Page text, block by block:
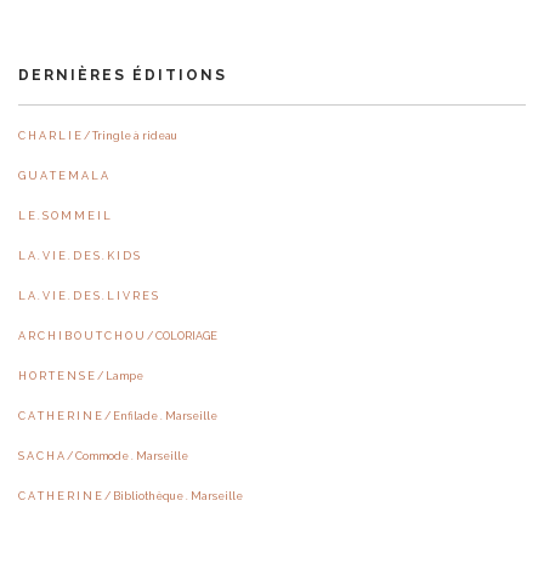
DERNIÈRES ÉDITIONS
C H A R L I E / Tringle à rideau
G U A T E M A L A
L E . S O M M E I L
L A . V I E . D E S . K I D S
L A . V I E . D E S . L I V R E S
A R C H I B O U T C H O U / COLORIAGE
H O R T E N S E / Lampe
C A T H E R I N E / Enfilade . Marseille
S A C H A / Commode . Marseille
C A T H E R I N E / Bibliothèque . Marseille